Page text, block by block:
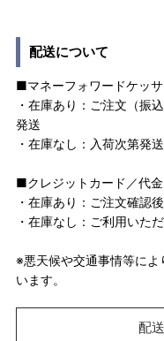
配送について
■マネーフォワードケッサ
・在庫あり：ご注文（振
発送
・在庫なし：入荷次第発送
■クレジットカード／代
・在庫あり：ご注文確認
・在庫なし：ご利用いた
※悪天候や交通事情等に
います。
配